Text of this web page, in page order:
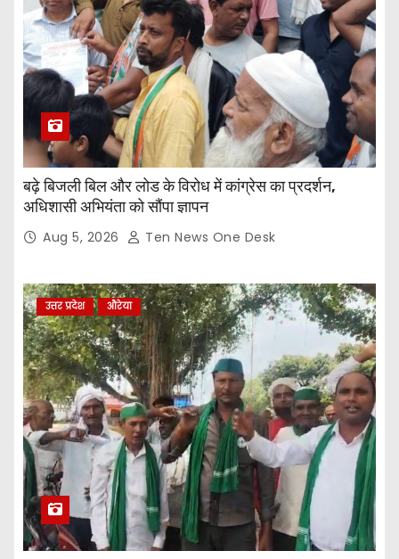
बढ़े बिजली बिल और लोड के विरोध में कांग्रेस का प्रदर्शन,
अधिशासी अभियंता को सौंपा ज्ञापन
Aug 5, 2026 Ten News One Desk
उत्तर प्रदेश औरेया